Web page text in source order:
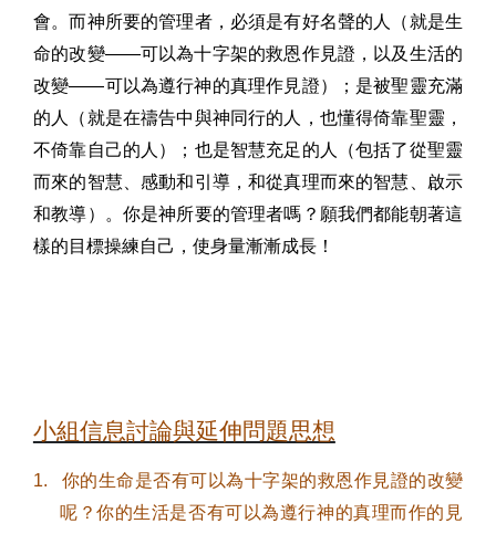
會。而神所要的管理者，必須是有好名聲的人（就是生
命的改變——可以為十字架的救恩作見證，以及生活的
改變——可以為遵行神的真理作見證）；是被聖靈充滿
的人（就是在禱告中與神同行的人，也懂得倚靠聖靈，
不倚靠自己的人）；也是智慧充足的人（包括了從聖靈
而來的智慧、感動和引導，和從真理而來的智慧、啟示
和教導）。你是神所要的管理者嗎？願我們都能朝著這
樣的目標操練自己，使身量漸漸成長！
小組信息討論與延伸問題思想
1.
你的生命是否有可以為十字架的救恩作見證的改變
呢？你的生活是否有可以為遵行神的真理而作的見